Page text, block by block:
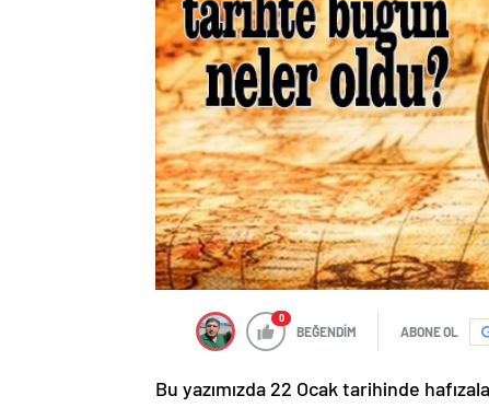
0
BEĞENDİM ABONE OL
Bu yazımızda 22 Ocak tarihinde